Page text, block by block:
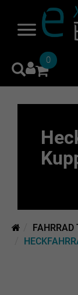
0
FAHRRAD